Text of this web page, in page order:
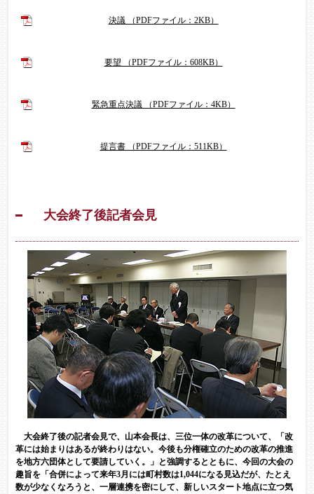
決議 （PDFファイル：2KB）
要望 （PDFファイル：608KB）
緊急重点決議 （PDFファイル：4KB）
提言書 （PDFファイル：511KB）
大会終了後記者会見
大会終了後の記者会見で、山本会長は、三位一体の改革について、「改
革には始まりはあるが終わりはない。今後も分権確立のための改革の推進
を地方六団体として要請していく。」と強調するとともに、今回の大会の
趣旨を「合併によって来年3月には町村数は1,044になる見込だが、たとえ
数が少なくなろうと、一層連携を密にして、新しいスタート地点に立つ気